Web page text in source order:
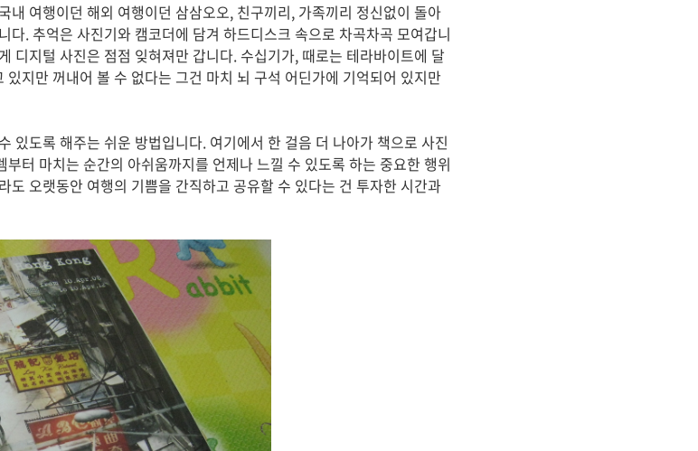
내 여행이던 해외 여행이던 삼삼오오, 친구끼리, 가족끼리 정신없이 돌아
다. 추억은 사진기와 캠코더에 담겨 하드디스크 속으로 차곡차곡 모여갑니
디지털 사진은 점점 잊혀져만 갑니다. 수십기가, 때로는 테라바이트에 달
지만 꺼내어 볼 수 없다는 그건 마치 뇌 구석 어딘가에 기억되어 있지만
있도록 해주는 쉬운 방법입니다. 여기에서 한 걸음 더 나아가 책으로 사진
터 마치는 순간의 아쉬움까지를 언제나 느낄 수 있도록 하는 중요한 행위
도 오랫동안 여행의 기쁨을 간직하고 공유할 수 있다는 건 투자한 시간과